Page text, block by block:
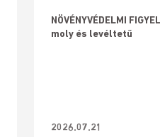
NÖVÉNYVÉDELMI
moly és levéltetű
2026.07.21